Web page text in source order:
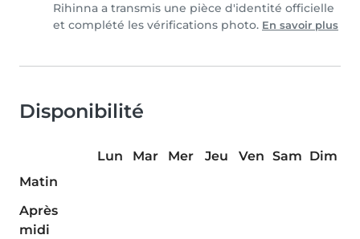
Rihinna a transmis une pièce d'identité officielle
et complété les vérifications photo. En savoir plus
Disponibilité
Lun Mar Mer Jeu Ven Sam Dim
Matin
Après
midi